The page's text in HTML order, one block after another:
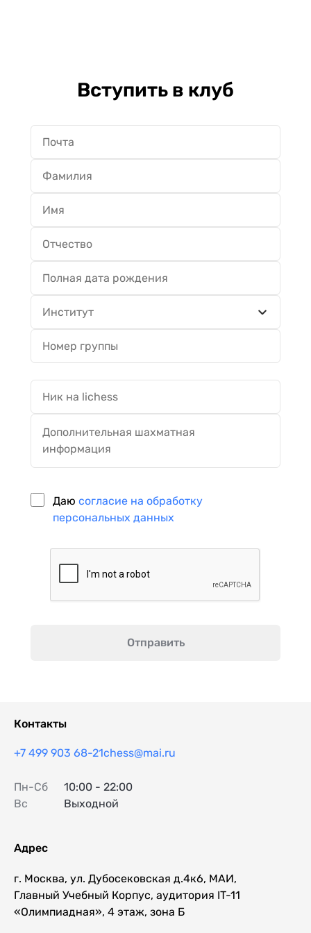
Вступить в клуб
Даю согласие на обработку
персональных данных
Отправить
Контакты
+7 499 903 68-21chess@mai.ru
Пн-Сб
10:00 - 22:00
Вс
Выходной
Адрес
г. Москва, ул. Дубосековская д.4к6, МАИ,
Главный Учебный Корпус, аудитория IT-11
«Олимпиадная», 4 этаж, зона Б